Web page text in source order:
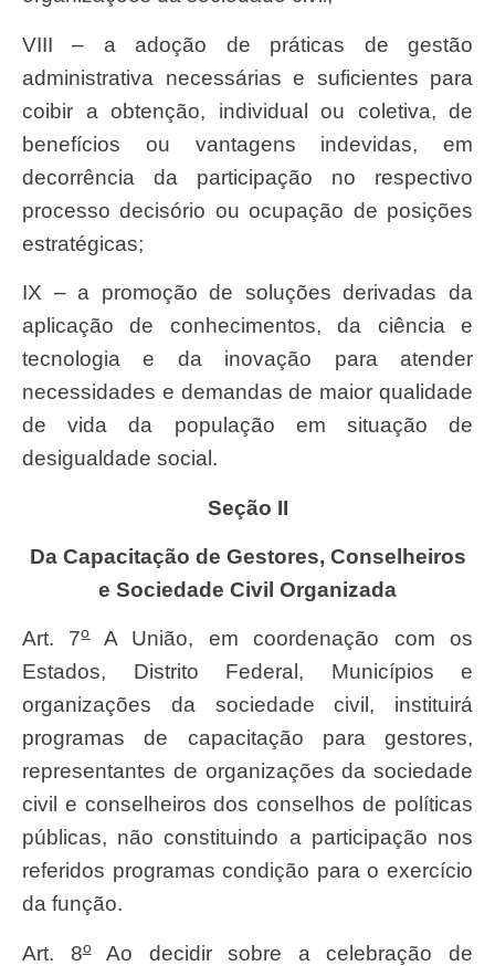
VIII – a adoção de práticas de gestão
administrativa necessárias e suficientes para
coibir a obtenção, individual ou coletiva, de
benefícios ou vantagens indevidas, em
decorrência da participação no respectivo
processo decisório ou ocupação de posições
estratégicas;
IX – a promoção de soluções derivadas da
aplicação de conhecimentos, da ciência e
tecnologia e da inovação para atender
necessidades e demandas de maior qualidade
de vida da população em situação de
desigualdade social.
Seção II
Da Capacitação de Gestores, Conselheiros
e Sociedade Civil Organizada
Art. 7oA União, em coordenação com os
Estados, Distrito Federal, Municípios e
organizações da sociedade civil, instituirá
programas de capacitação para gestores,
representantes de organizações da sociedade
civil e conselheiros dos conselhos de políticas
públicas, não constituindo a participação nos
referidos programas condição para o exercício
da função.
Art. 8oAo decidir sobre a celebração de